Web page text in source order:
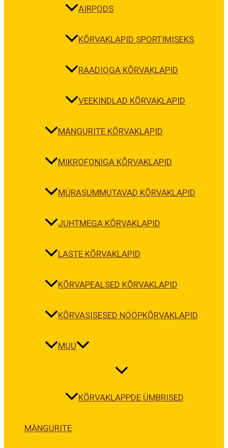
AIRPODS
KÕRVAKLAPID SPORTIMISEKS
RAADIOGA KÕRVAKLAPID
VEEKINDLAD KÕRVAKLAPID
MÄNGURITE KÕRVAKLAPID
MIKROFONIGA KÕRVAKLAPID
MÜRASUMMUTAVAD KÕRVAKLAPID
JUHTMEGA KÕRVAKLAPID
LASTE KÕRVAKLAPID
KÕRVAPEALSED KÕRVAKLAPID
KÕRVASISESED NÖÖPKÕRVAKLAPID
MUU
KÕRVAKLAPPDE ÜMBRISED
MÄNGURITE